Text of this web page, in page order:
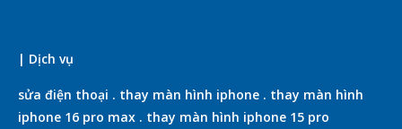
| Dịch vụ
sửa điện thoại . thay màn hình iphone . thay màn hình
iphone 16 pro max . thay màn hình iphone 15 pro